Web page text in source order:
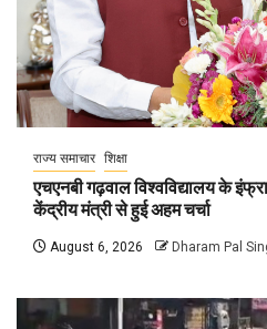
राज्य समाचार शिक्षा
एचएनबी गढ़वाल विश्वविद्यालय के
केंद्रीय मंत्री से हुई अहम चर्चा
August 6, 2026 Dharam Pal